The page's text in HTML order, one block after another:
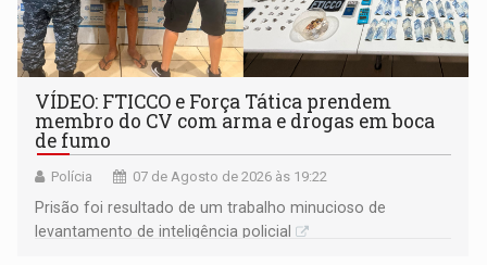
VÍDEO: FTICCO e Força Tática prendem
membro do CV com arma e drogas em boca
de fumo
Polícia 07 de Agosto de 2026 às 19:22
Prisão foi resultado de um trabalho minucioso de
levantamento de inteligência policial